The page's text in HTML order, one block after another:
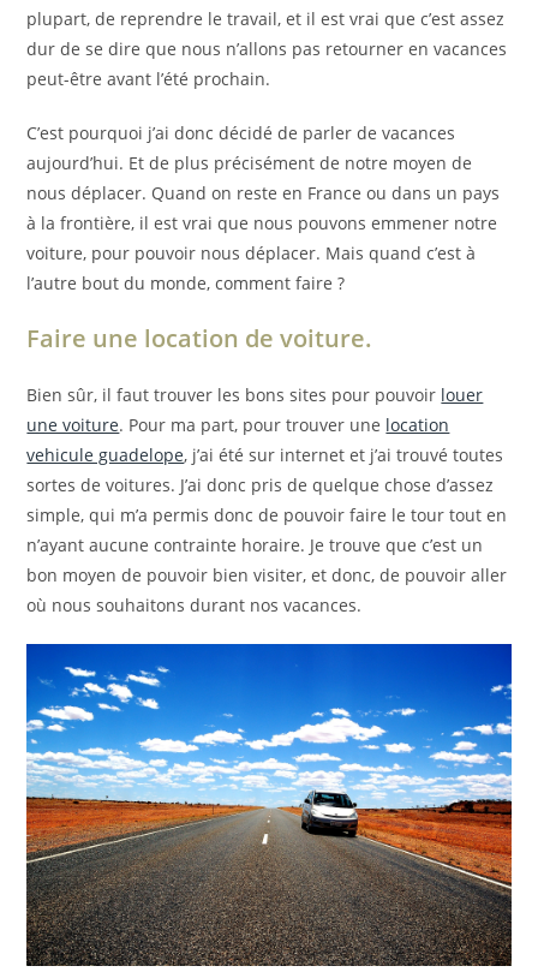
plupart, de reprendre le travail, et il est vrai que c’est assez
dur de se dire que nous n’allons pas retourner en vacances
peut-être avant l’été prochain.
C’est pourquoi j’ai donc décidé de parler de vacances
aujourd’hui. Et de plus précisément de notre moyen de
nous déplacer. Quand on reste en France ou dans un pays
à la frontière, il est vrai que nous pouvons emmener notre
voiture, pour pouvoir nous déplacer. Mais quand c’est à
l’autre bout du monde, comment faire ?
Faire une location de voiture.
Bien sûr, il faut trouver les bons sites pour pouvoir louer
une voiture. Pour ma part, pour trouver une location
vehicule guadelope, j’ai été sur internet et j’ai trouvé toutes
sortes de voitures. J’ai donc pris de quelque chose d’assez
simple, qui m’a permis donc de pouvoir faire le tour tout en
n’ayant aucune contrainte horaire. Je trouve que c’est un
bon moyen de pouvoir bien visiter, et donc, de pouvoir aller
où nous souhaitons durant nos vacances.